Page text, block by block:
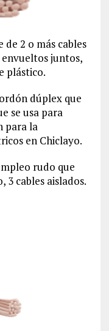
de 2 o más cables
envueltos juntos,
plástico.
dúplex que
se usa para
para la
en Chiclayo.
rudo que
cables aislados.